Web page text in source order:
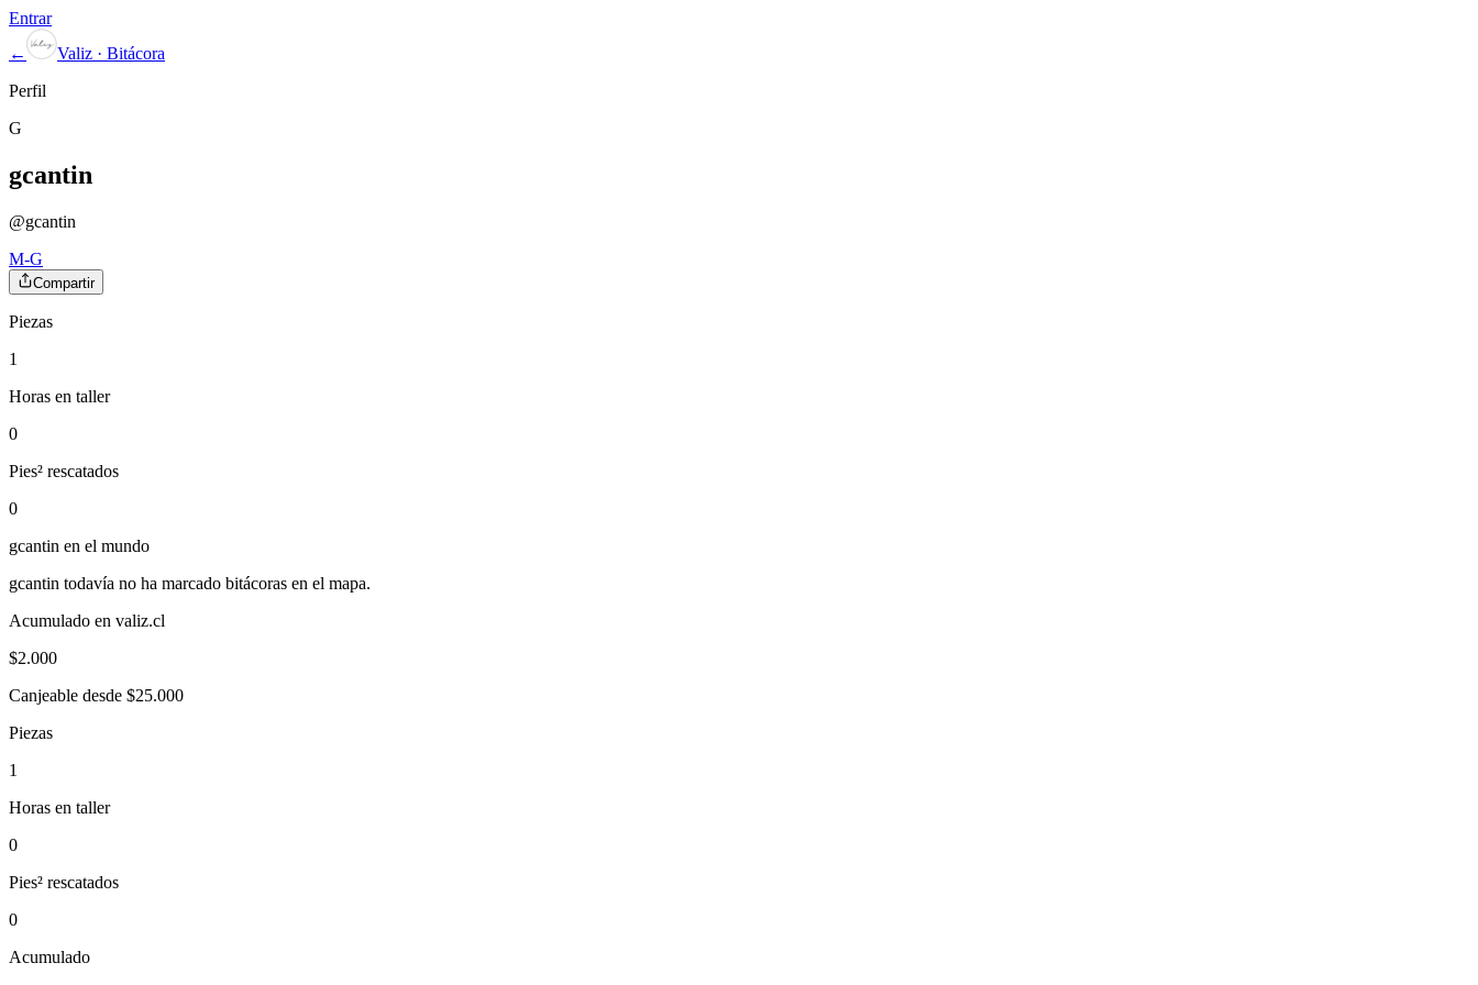
Entrar
←
Valiz · Bitácora
Perfil
G
gcantin
@gcantin
M-G
Compartir
Piezas
1
Horas en taller
0
Pies² rescatados
0
gcantin en el mundo
gcantin todavía no ha marcado bitácoras en el mapa.
Acumulado en valiz.cl
$2.000
Canjeable desde $25.000
Piezas
1
Horas en taller
0
Pies² rescatados
0
Acumulado